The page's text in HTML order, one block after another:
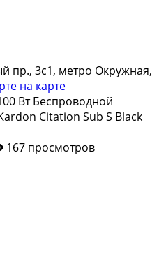
пр., 3с1, метро Окружная,
на карте
Вт Беспроводной
Citation Sub S Black
167 просмотров